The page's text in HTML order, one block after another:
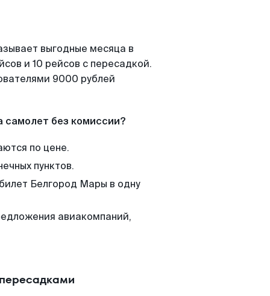
выгодные месяца в
и 10 рейсов с пересадкой.
9000 рублей
самолет без комиссии?
по цене.
пунктов.
Белгород Мары в одну
авиакомпаний,